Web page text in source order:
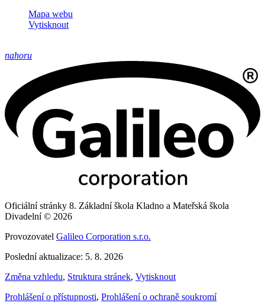
Mapa webu
Vytisknout
nahoru
Oficiální stránky 8. Základní škola Kladno a Mateřská škola
Divadelní © 2026
Provozovatel Galileo Corporation s.r.o.
Poslední aktualizace: 5. 8. 2026
Změna vzhledu, Struktura stránek, Vytisknout
Prohlášení o přístupnosti, Prohlášení o ochraně soukromí